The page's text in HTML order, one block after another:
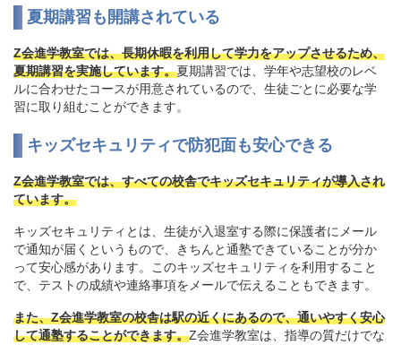
夏期講習も開講されている
Z会進学教室では、長期休暇を利用して学力をアップさせるため、
夏期講習を実施しています。夏期講習では、学年や志望校のレベ
ルに合わせたコースが用意されているので、生徒ごとに必要な学
習に取り組むことができます。
キッズセキュリティで防犯面も安心できる
Z会進学教室では、すべての校舎でキッズセキュリティが導入され
ています。
キッズセキュリティとは、生徒が入退室する際に保護者にメール
で通知が届くというもので、きちんと通塾できていることが分か
って安心感があります。このキッズセキュリティを利用すること
で、テストの成績や連絡事項をメールで伝えることもできます。
また、Z会進学教室の校舎は駅の近くにあるので、通いやすく安心
して通塾することができます。Z会進学教室は、指導の質だけでな